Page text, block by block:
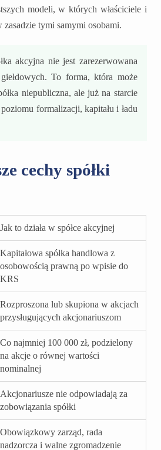
modeli, w których właściciele i
zasadzie tymi samymi osobami.
akcyjna nie jest zarezerwowana
To forma, która może
niepubliczna, ale już na starcie
formalizacji, kapitału i ładu
cechy spółki
Jak to działa w spółce akcyjnej
Kapitałowa spółka handlowa z
osobowością prawną po wpisie do
KRS
Rozproszona lub skupiona w akcjach
przysługujących akcjonariuszom
Co najmniej 100 000 zł, podzielony
na akcje o równej wartości
nominalnej
Akcjonariusze nie odpowiadają za
zobowiązania spółki
Obowiązkowy zarząd, rada
nadzorcza i walne zgromadzenie